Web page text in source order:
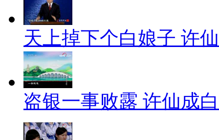
天上掉下个白娘子 许
盗银一事败露 许仙成